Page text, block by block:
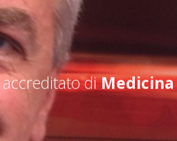
accreditato diMedicina